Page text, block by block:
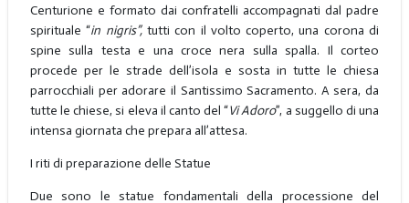
Centurione e formato dai confratelli accompagnati dal padre
spirituale “in nigris”, tutti con il volto coperto, una corona di
spine sulla testa e una croce nera sulla spalla. Il corteo
procede per le strade dell’isola e sosta in tutte le chiesa
parrocchiali per adorare il Santissimo Sacramento. A sera, da
tutte le chiese, si eleva il canto del “Vi Adoro”, a suggello di una
intensa giornata che prepara all’attesa.
I riti di preparazione delle Statue
Due sono le statue fondamentali della processione del